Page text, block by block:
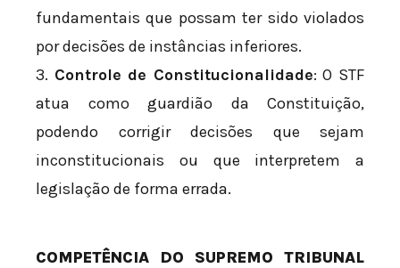
fundamentais que possam ter sido violados
por decisões de instâncias inferiores.
3. Controle de Constitucionalidade: O STF
atua como guardião da Constituição,
podendo corrigir decisões que sejam
inconstitucionais ou que interpretem a
legislação de forma errada.
COMPETÊNCIA DO SUPREMO TRIBUNAL